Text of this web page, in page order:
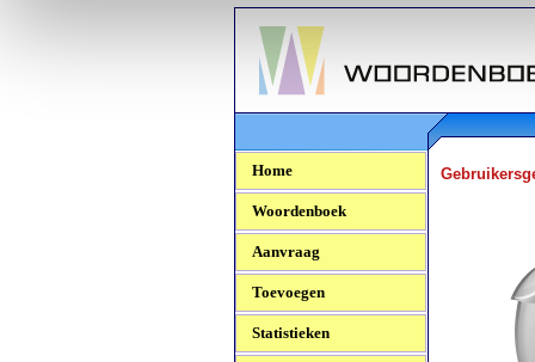
Woordenboek.NU
Home
Woordenboek
Aanvraag
Toevoegen
Statistieken